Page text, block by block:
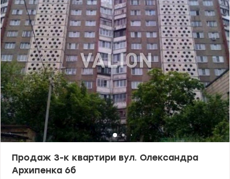
дитячий садок, ринок, Макдональдс, Сільпо. Оболонська
набережна та парк «Наталка» - 100 метрів. Розвинена
транспортна розв’язка. Поруч з будинком зупинки громадського
транспорту на всі напрями міста. В 10 хв пішки метро Оболонь,
ТРЦ Дрим Таун, ТЦ Смарт Плаза. Ціна:405000 у.о. моб.
0664863383 Тетяна , valion.ua/1081545
Продаж 3-к квартири вул. Олександра
Архипенка 6б